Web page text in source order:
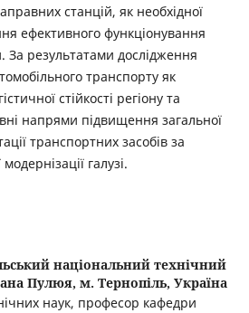
станцій, як необхідної
ефективного функціонування
За результатами дослідження
транспорту як
стійкості регіону та
напрями підвищення загальної
транспортних засобів за
галузі.
національний технічний
Пулюя, м. Тернопіль, Україна
наук, професор кафедри